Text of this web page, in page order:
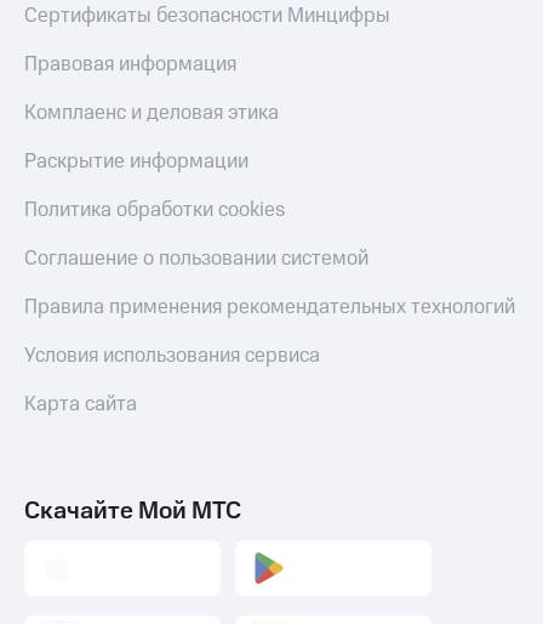
Сертификаты безопасности Минцифры
Правовая информация
Комплаенс и деловая этика
Раскрытие информации
Политика обработки cookies
Соглашение о пользовании системой
Правила применения рекомендательных технологий
Условия использования сервиса
Карта сайта
Скачайте Мой МТС